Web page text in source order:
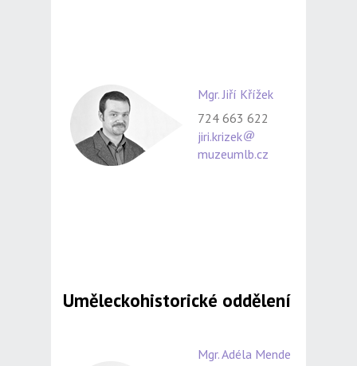
Mgr. Jiří Křížek
724 663 622
jiri.krizek
muzeumlb.cz
Uměleckohistorické oddělení
Mgr. Adéla Mende